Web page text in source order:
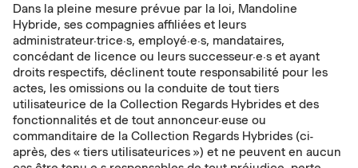
Dans la pleine mesure prévue par la loi, Mandoline
Hybride, ses compagnies affiliées et leurs
administrateur·trice·s, employé·e·s, mandataires,
concédant de licence ou leurs successeur·e·s et ayant
droits respectifs, déclinent toute responsabilité pour les
actes, les omissions ou la conduite de tout tiers
utilisateurice de la Collection Regards Hybrides et des
fonctionnalités et de tout annonceur·euse ou
commanditaire de la Collection Regards Hybrides (ci-
après, des « tiers utilisateurices ») et ne peuvent en aucun